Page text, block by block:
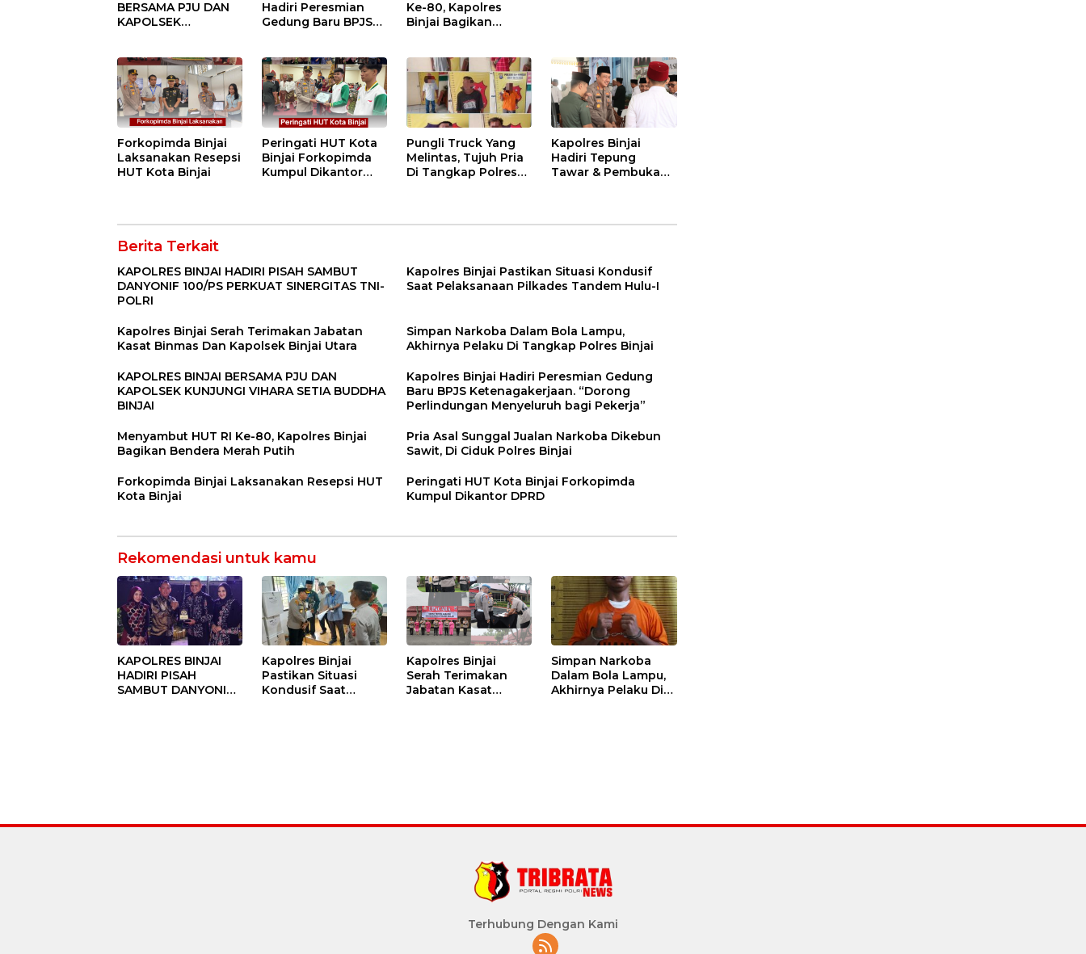
BERSAMA PJU DAN
KAPOLSEK
BINJAI
Hadiri Peresmian
Gedung Baru BPJS
Perlindungan
Menyeluruh bagi
Pekerja”
Ke-80, Kapolres
Binjai Bagikan
Forkopimda Binjai
Laksanakan Resepsi
HUT Kota Binjai
Peringati HUT Kota
Binjai Forkopimda
Kumpul Dikantor
Pungli Truck Yang
Melintas, Tujuh Pria
Di Tangkap Polres
Kapolres Binjai
Hadiri Tepung
Tawar & Pembukaan
Berita Terkait
KAPOLRES BINJAI HADIRI PISAH SAMBUT
DANYONIF 100/PS PERKUAT SINERGITAS TNI-
POLRI
Kapolres Binjai Pastikan Situasi Kondusif
Saat Pelaksanaan Pilkades Tandem Hulu-I
Kapolres Binjai Serah Terimakan Jabatan
Kasat Binmas Dan Kapolsek Binjai Utara
Simpan Narkoba Dalam Bola Lampu,
Akhirnya Pelaku Di Tangkap Polres Binjai
KAPOLRES BINJAI BERSAMA PJU DAN
KAPOLSEK KUNJUNGI VIHARA SETIA BUDDHA
BINJAI
Kapolres Binjai Hadiri Peresmian Gedung
Baru BPJS Ketenagakerjaan. “Dorong
Perlindungan Menyeluruh bagi Pekerja”
Menyambut HUT RI Ke-80, Kapolres Binjai
Bagikan Bendera Merah Putih
Pria Asal Sunggal Jualan Narkoba Dikebun
Sawit, Di Ciduk Polres Binjai
Forkopimda Binjai Laksanakan Resepsi HUT
Kota Binjai
Peringati HUT Kota Binjai Forkopimda
Kumpul Dikantor DPRD
Rekomendasi untuk kamu
KAPOLRES BINJAI
HADIRI PISAH
SAMBUT DANYONIF
Kapolres Binjai
Pastikan Situasi
Kondusif Saat
Kapolres Binjai
Serah Terimakan
Jabatan Kasat
Simpan Narkoba
Dalam Bola Lampu,
Akhirnya Pelaku Di
Terhubung Dengan Kami